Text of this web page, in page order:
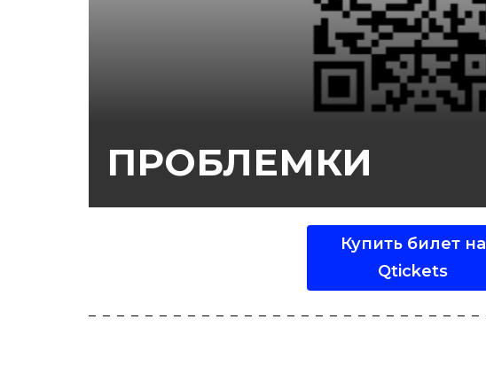
ПРОБЛЕМКИ
Купить билет на
Qtickets